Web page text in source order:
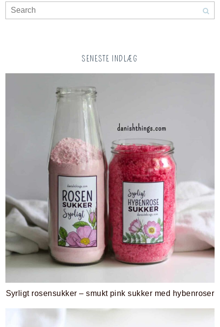
SENESTE INDLÆG
Syrligt rosensukker – smukt pink sukker med hybenroser